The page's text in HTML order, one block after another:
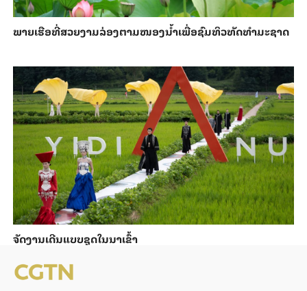
ພາຍ​ເຮືອທີ່​ສວຍ​ງາມ​ລ່ອງ​ຕາມ​​ໜອງນ້ຳ​​ເພື່ອ​ຊົມ​ທິວ​ທັດ​ທຳ​ມະ​ຊາດ
ຈັດງານເດີນແບບຊຸດໃນນາເຂົ້າ